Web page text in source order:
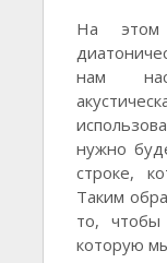
На
нам
нужно
строке,
Таким
то,
которую